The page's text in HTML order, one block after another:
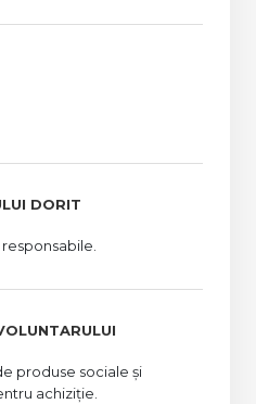
DORIT
produse sociale și
achiziție.